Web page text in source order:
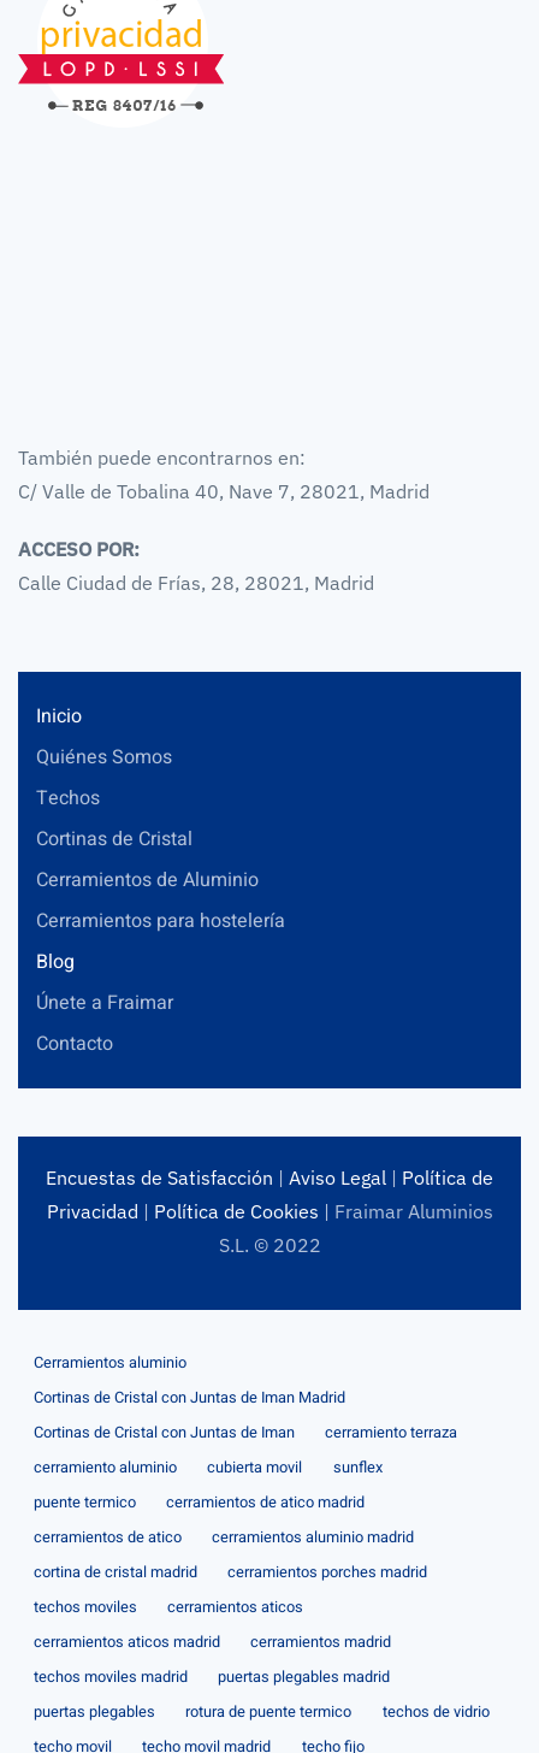
También puede encontrarnos en:
C/ Valle de Tobalina 40, Nave 7, 28021, Madrid
ACCESO POR:
Calle Ciudad de Frías, 28, 28021, Madrid
Inicio
Quiénes Somos
Techos
Cortinas de Cristal
Cerramientos de Aluminio
Cerramientos para hostelería
Blog
Únete a Fraimar
Contacto
Encuestas de Satisfacción | Aviso Legal | Política de
Privacidad | Política de Cookies | Fraimar Aluminios
S.L. © 2022
Cerramientos aluminio
Cortinas de Cristal con Juntas de Iman Madrid
Cortinas de Cristal con Juntas de Iman
cerramiento terraza
cerramiento aluminio
cubierta movil
sunflex
puente termico
cerramientos de atico madrid
cerramientos de atico
cerramientos aluminio madrid
cortina de cristal madrid
cerramientos porches madrid
techos moviles
cerramientos aticos
cerramientos aticos madrid
cerramientos madrid
techos moviles madrid
puertas plegables madrid
puertas plegables
rotura de puente termico
techos de vidrio
techo movil
techo movil madrid techo fijo